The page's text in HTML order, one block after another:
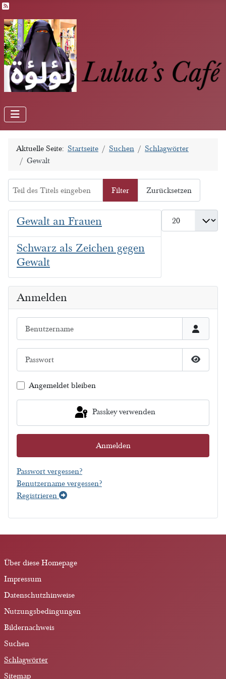
Aktuelle Seite: Startseite Suchen
Schlagwörter
Gewalt
Filter Zurücksetzen
Anzeige #
Gewalt an Frauen
Schwarz als Zeichen gegen
Gewalt
Anmelden
Angemeldet bleiben
Passkey verwenden
Anmelden
Passwort vergessen?
Benutzername vergessen?
Registrieren
Über diese Homepage
Impressum
Datenschutzhinweise
Nutzungsbedingungen
Bildernachweis
Suchen
Schlagwörter
Sitemap